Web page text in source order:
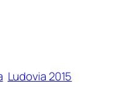
Ludovia 2015